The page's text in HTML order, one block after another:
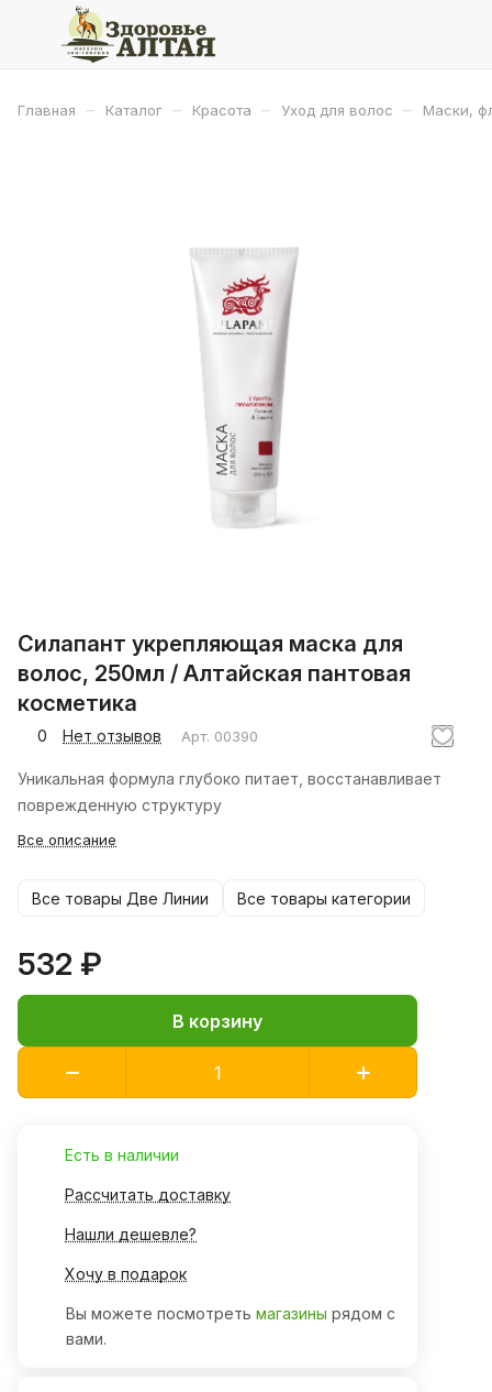
Главная – Каталог – Красота – Уход для волос – Маски,
Силапант укрепляющая маска для
волос, 250мл / Алтайская пантовая
косметика
0 Нет отзывов Арт. 00390
Уникальная формула глубоко питает, восстанавливает
поврежденную структуру
Все описание
Все товары Две Линии Все товары категории
532 ₽
В корзину
Есть в наличии
Рассчитать доставку
Нашли дешевле?
Хочу в подарок
Вы можете посмотреть магазины рядом с
вами.